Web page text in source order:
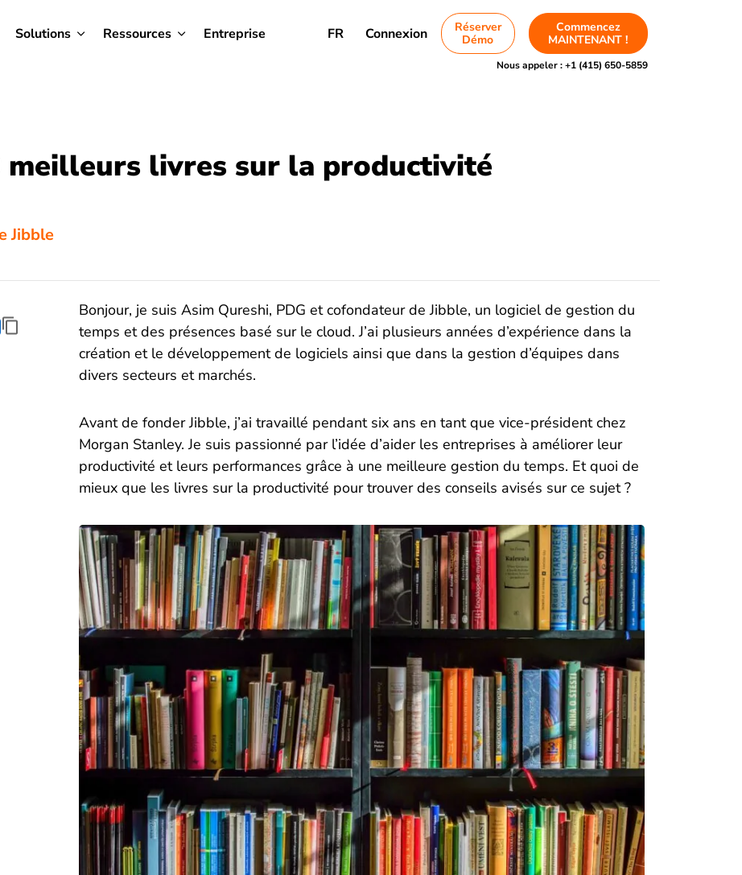
Solutions Ressources Entreprise FR Connexion
Réserver
Démo
Commencez
MAINTENANT !
Nous appeler :+1 (415) 650-5859
meilleurs livres sur la productivité
Jibble
Bonjour, je suis Asim Qureshi, PDG et cofondateur de Jibble, un logiciel de gestion du
temps et des présences basé sur le cloud. J’ai plusieurs années d’expérience dans la
création et le développement de logiciels ainsi que dans la gestion d’équipes dans
divers secteurs et marchés.
Avant de fonder Jibble, j’ai travaillé pendant six ans en tant que vice-président chez
Morgan Stanley. Je suis passionné par l’idée d’aider les entreprises à améliorer leur
productivité et leurs performances grâce à une meilleure gestion du temps. Et quoi de
mieux que les livres sur la productivité pour trouver des conseils avisés sur ce sujet ?